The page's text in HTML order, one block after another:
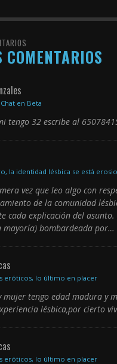
COMENTARIOS
en Beta
tengo 32 escribe al
la identidad lésbica se está
vez que leo algo con
de la comunidad
cada explicación del asunto.
mayoría) bombardeada por…
eróticos, lo último en placer
mujer tengo edad madura y
lésbica,por cierto
eróticos, lo último en placer